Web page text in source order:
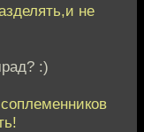
не
:)